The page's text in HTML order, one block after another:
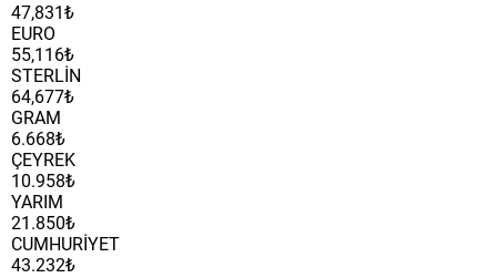
47,831₺
EURO
55,116₺
STERLİN
64,677₺
GRAM
6.668₺
ÇEYREK
10.958₺
YARIM
21.850₺
CUMHURİYET
43.232₺